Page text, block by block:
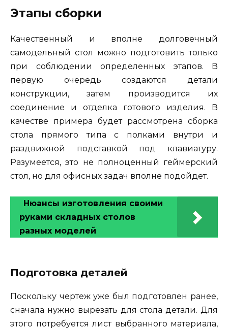
Этапы сборки
Качественный и вполне долговечный
самодельный стол можно подготовить только
при соблюдении определенных этапов. В
первую очередь создаются детали
конструкции, затем производится их
соединение и отделка готового изделия. В
качестве примера будет рассмотрена сборка
стола прямого типа с полками внутри и
раздвижной подставкой под клавиатуру.
Разумеется, это не полноценный геймерский
стол, но для офисных задач вполне подойдет.
Нюансы изготовления своими
руками складных столов
разных моделей
Подготовка деталей
Поскольку чертеж уже был подготовлен ранее,
сначала нужно вырезать для стола детали. Для
этого потребуется лист выбранного материала,